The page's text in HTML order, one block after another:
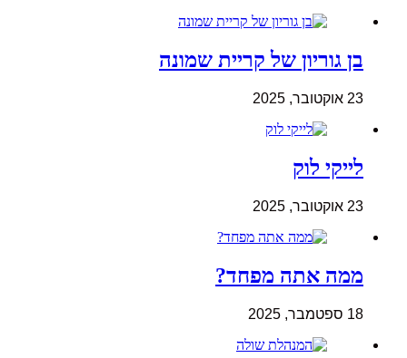
בן גוריון של קריית שמונה
23 אוקטובר, 2025
לייקי לוק
23 אוקטובר, 2025
ממה אתה מפחד?
18 ספטמבר, 2025